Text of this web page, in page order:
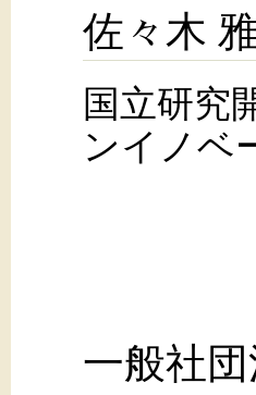
佐々木
国立研究
ンイノベ
一般社